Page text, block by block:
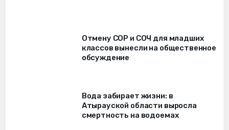
Отмену СОР и СОЧ для младших
классов вынесли на общественное
обсуждение
Вода забирает жизни: в
Атырауской области выросла
смертность на водоемах